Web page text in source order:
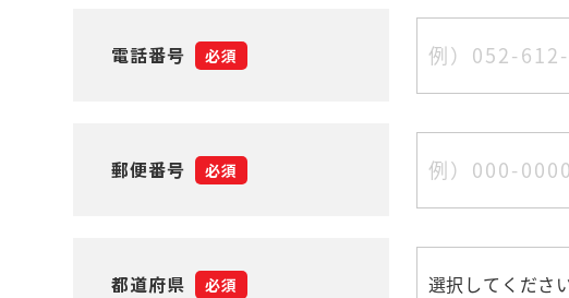
電話番号 必須
郵便番号 必須
都道府県 必須